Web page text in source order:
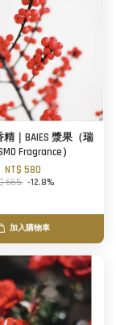
｜BAIES 漿果（瑞
Fragrance）
NT$ 580
665 -12.8%
加入購物車